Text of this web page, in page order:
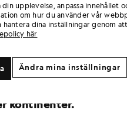
20 länder
kontinenter.
upplevelse, anpassa innehållet
om hur du använder vår
dina inställningar genom
här
Ändra mina inställningar